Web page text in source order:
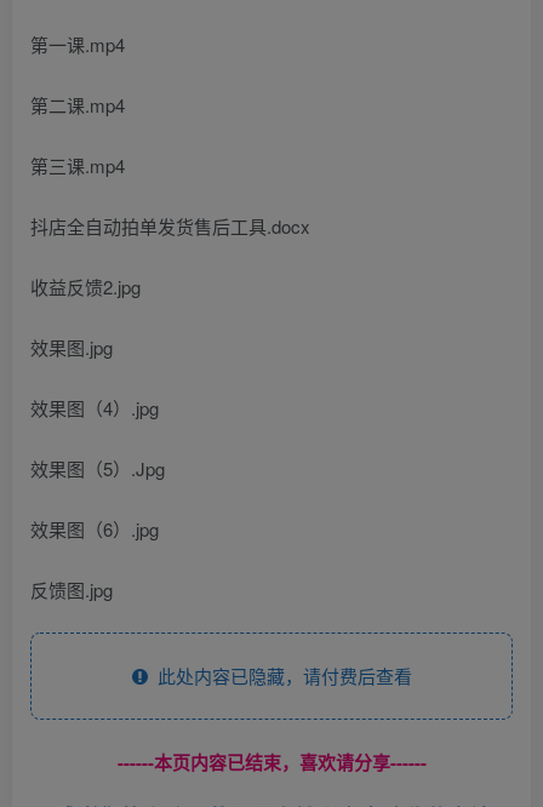
第一课.mp4
第二课.mp4
第三课.mp4
抖店全自动拍单发货售后工具.docx
收益反馈2.jpg
效果图.jpg
效果图（4）.jpg
效果图（5）.Jpg
效果图（6）.jpg
反馈图.jpg
此处内容已隐藏，请付费后查看
------本页内容已结束，喜欢请分享------